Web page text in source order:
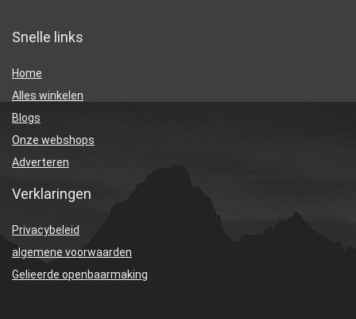
Snelle links
Home
Alles winkelen
Blogs
Onze webshops
Adverteren
Verklaringen
Privacybeleid
algemene voorwaarden
Gelieerde openbaarmaking